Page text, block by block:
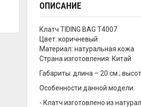
ОПИСАНИЕ
Клатч TIDING BAG T4007
Цвет: коричневый
Материал: натуральная кожа
Страна изготовления: Китай
Габариты: длина – 20 см.;
Особенности данной модели:
- Клатч изготовлено из